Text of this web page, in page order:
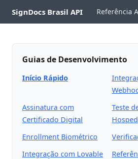
SignDocs Brasil API Referência
Guias de Desenvolvimento
Início Rápido
Assinatura com
Certificado Digital
Teste
Enrollment Biométrico
Integração com Lovable